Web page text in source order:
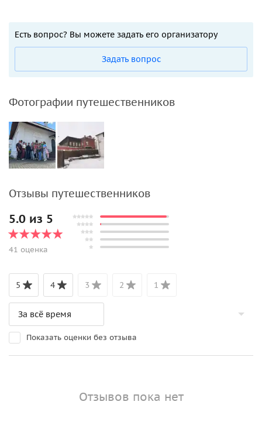
Есть вопрос? Вы можете задать его организатору
Задать вопрос
Фотографии путешественников
Отзывы путешественников
5.0 из 5
41 оценка
5 4 3 2 1
Показать оценки без отзыва
Отзывов пока нет